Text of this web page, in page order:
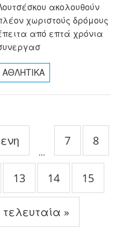
ακολουθούν
χωριστούς δρόμους
από επτά χρόνια
ΑΘΛΗΤΙΚΑ
…
7 8
13 14 15
τελευταία »